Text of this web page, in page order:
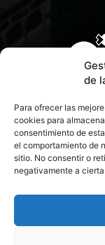
de
Para ofrecer las
cookies para
consentimiento de
el comportamiento de
sitio. No consentir o
negativamente a
CONTACTA CON